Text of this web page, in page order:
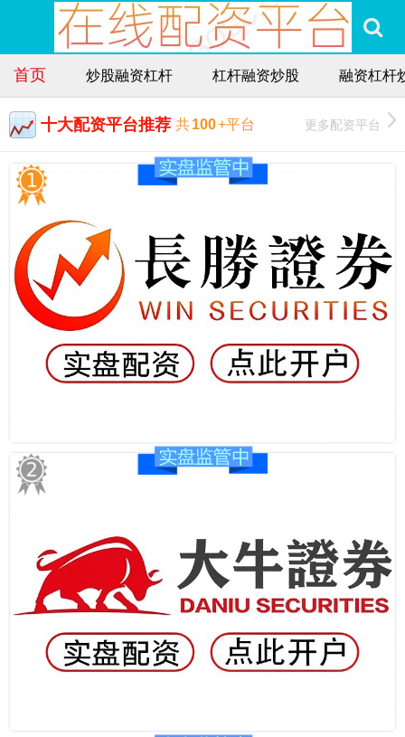
首页 炒股融资杠杆 杠杆融资炒股 融资杠杆
十大配资平台推荐 共100+平台 更多配资平台